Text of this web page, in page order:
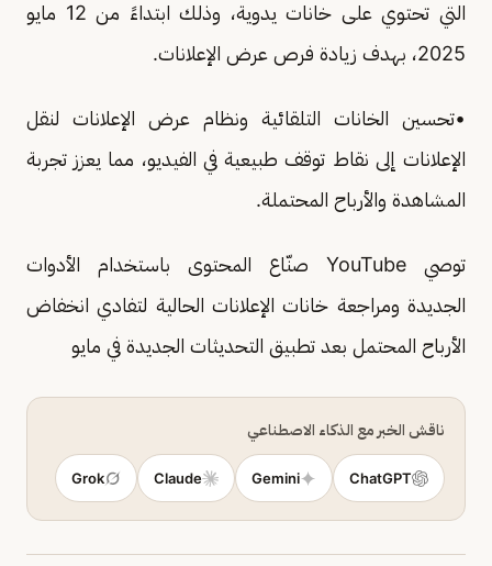
التي تحتوي على خانات يدوية، وذلك ابتداءً من 12 مايو
2025، بهدف زيادة فرص عرض الإعلانات.
•تحسين الخانات التلقائية ونظام عرض الإعلانات لنقل
الإعلانات إلى نقاط توقف طبيعية في الفيديو، مما يعزز تجربة
المشاهدة والأرباح المحتملة.
توصي YouTube صنّاع المحتوى باستخدام الأدوات
الجديدة ومراجعة خانات الإعلانات الحالية لتفادي انخفاض
الأرباح المحتمل بعد تطبيق التحديثات الجديدة في مايو
ناقش الخبر مع الذكاء الاصطناعي
ChatGPT
Gemini
Claude
Grok